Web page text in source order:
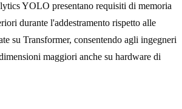
YOLO presentano requisiti di memoria
durante l'addestramento rispetto alle
su Transformer, consentendo agli ingegneri
maggiori anche su hardware di